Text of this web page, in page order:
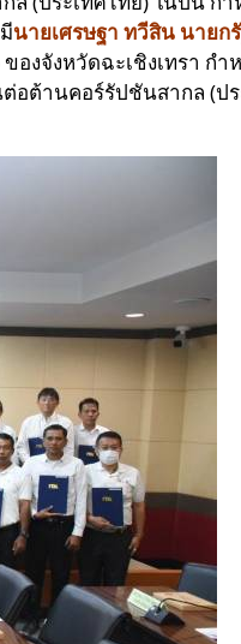
นายเศรษฐา ทวีสิน นายก
จังหวัดฉะเชิงเทรา ก
ต่อต้านคอร์รัปชันสากล (ป